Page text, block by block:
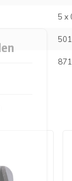
5 x